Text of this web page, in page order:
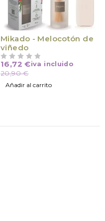
Mikado - Melocotón de
viñedo
20,90€
16,72€iva incluido
Añadir al carrito